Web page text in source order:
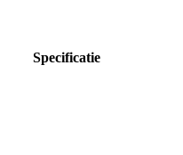
Specificatie